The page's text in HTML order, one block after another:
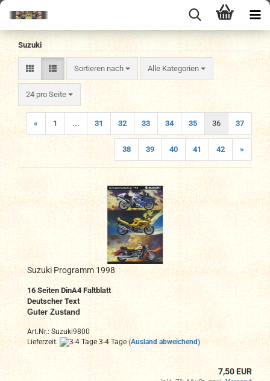
Suzuki
Sortieren nach
Sortieren nach Alle Kategorien
24 pro Seite
pro Seite
« 1 ... 31 32 33 34 35 36 37
38 39 40 41 42 »
Suzuki Programm 1998
16 Seiten DinA4 Faltblatt
Deutscher Text
Guter Zustand
Art.Nr.: Suzuki9800
Lieferzeit:
3-4 Tage (Ausland abweichend)
7,50 EUR